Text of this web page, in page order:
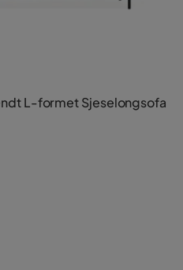
L-formet Sjeselongsofa